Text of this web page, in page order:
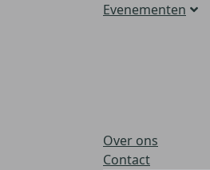
Evenementen
Over ons
Contact